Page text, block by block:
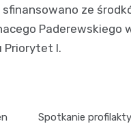
sfinansowano ze
Paderewskiego
Priorytet I.
Spotkanie